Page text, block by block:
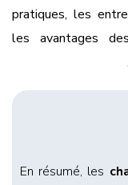
pratiques, les
les avantages
En résumé, les